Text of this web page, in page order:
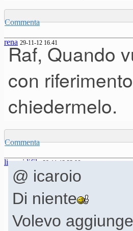
Commenta
rena 29-11-12 16.41
Raf, Quando
con
chiedermelo.
Commenta
linomidifile 29-11-12 22.06
@ icaroio
Di niente
Volevo